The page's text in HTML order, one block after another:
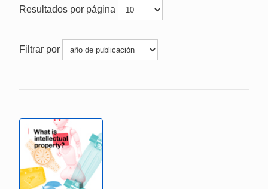
Resultados por página
Filtrar por